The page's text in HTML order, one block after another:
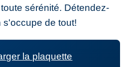
sérénité. Détendez-
s'occupe de tout!
la plaquette